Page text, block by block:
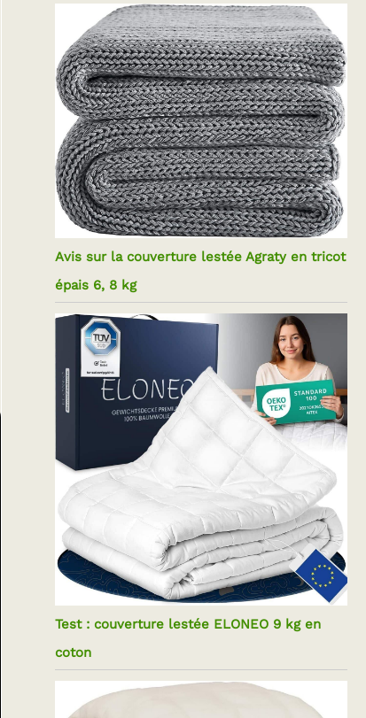
Avis sur la couverture lestée Agraty en tricot
épais 6, 8 kg
Test : couverture lestée ELONEO 9 kg en
coton